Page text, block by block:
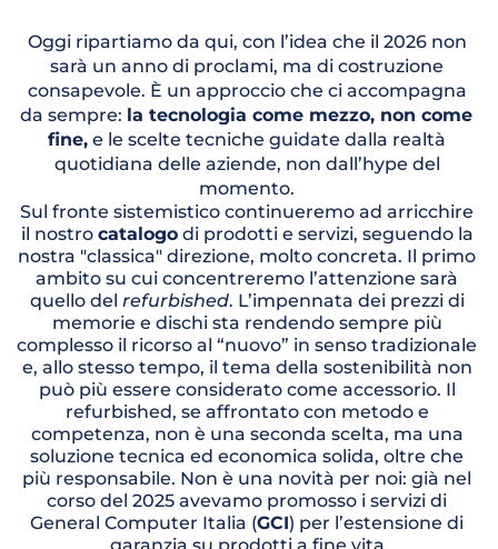
Oggi ripartiamo da qui, con l’idea che il 2026 non
sarà un anno di proclami, ma di costruzione
consapevole. È un approccio che ci accompagna
da sempre: la tecnologia come mezzo, non come
fine, e le scelte tecniche guidate dalla realtà
quotidiana delle aziende, non dall’hype del
momento.
Sul fronte sistemistico continueremo ad arricchire
il nostro catalogo di prodotti e servizi, seguendo la
nostra "classica" direzione, molto concreta. Il primo
ambito su cui concentreremo l’attenzione sarà
quello del refurbished. L’impennata dei prezzi di
memorie e dischi sta rendendo sempre più
complesso il ricorso al “nuovo” in senso tradizionale
e, allo stesso tempo, il tema della sostenibilità non
può più essere considerato come accessorio. Il
refurbished, se affrontato con metodo e
competenza, non è una seconda scelta, ma una
soluzione tecnica ed economica solida, oltre che
più responsabile. Non è una novità per noi: già nel
corso del 2025 avevamo promosso i servizi di
General Computer Italia (GCI) per l’estensione di